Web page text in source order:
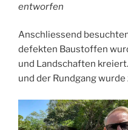
entworfen
Anschliessend
defekten Baustoffen
und Landschaften
und der Rundgang